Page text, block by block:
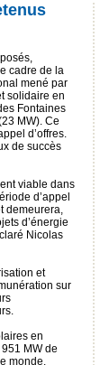
cadre de la
mené par
solidaire en
Fontaines
MW). Ce
d’offres.
de succès
viable dans
d’appel
demeurera,
d’énergie
Nicolas
et
sur
en
MW de
monde.